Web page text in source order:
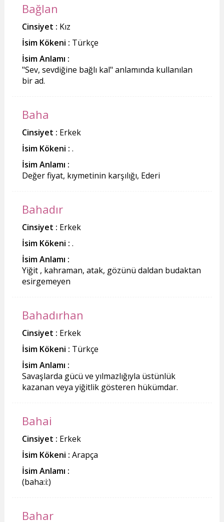
Bağlan
Cinsiyet : Kız
İsim Kökeni : Türkçe
İsim Anlamı :
"Sev, sevdiğine bağlı kal" anlamında kullanılan
bir ad.
Baha
Cinsiyet : Erkek
İsim Kökeni : .
İsim Anlamı :
Değer fiyat, kıymetinin karşılığı, Ederi
Bahadır
Cinsiyet : Erkek
İsim Kökeni : .
İsim Anlamı :
Yiğit , kahraman, atak, gözünü daldan budaktan
esirgemeyen
Bahadırhan
Cinsiyet : Erkek
İsim Kökeni : Türkçe
İsim Anlamı :
Savaşlarda gücü ve yılmazlığıyla üstünlük
kazanan veya yiğitlik gösteren hükümdar.
Bahai
Cinsiyet : Erkek
İsim Kökeni : Arapça
İsim Anlamı :
(baha:i:)
Bahar